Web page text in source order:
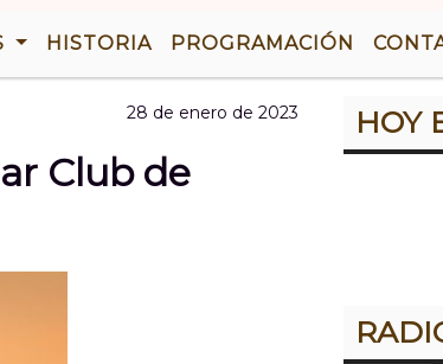
HISTORIA PROGRAMACIÓN
28 de enero de 2023
Club de
HOY